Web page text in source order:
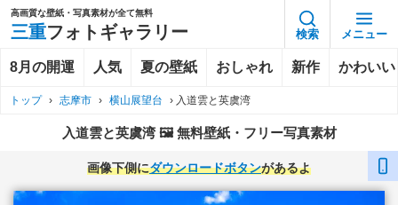
高画質な壁紙・写真素材が全て無料
三重フォトギャラリー 検索 メニュー
8月の開運 人気 夏の壁紙 おしゃれ 新作 かわいい
トップ › 志摩市 › 横山展望台 › 入道雲と英虞湾
入道雲と英虞湾 🖼️ 無料壁紙・フリー写真素材
画像下側にダウンロードボタンがあるよ